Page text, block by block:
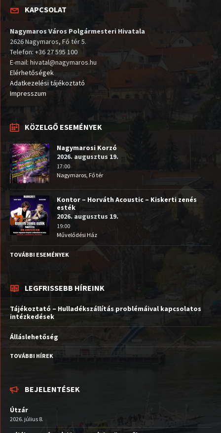
KAPCSOLAT
Nagymaros Város Polgármesteri Hivatala
2626 Nagymaros, Fő tér 5.
Telefon: +36 27 595 100
E-mail: hivatal@nagymaros.hu
Elérhetőségek
Adatkezelési tájékoztató
Impresszum
KÖZELGŐ ESEMÉNYEK
Nagymarosi Korzó
2026. augusztus 19.
17:00
Nagymaros, Fő tér
Kontor – Horváth Acoustic – Kiskerti zenés
esték
2026. augusztus 19.
19:00
Művelődési Ház
TOVÁBBI ESEMÉNYEK
LEGFRISSEBB HÍREINK
Tájékoztató – Hulladékszállítás problémáival kapcsolatos
intézkedések
Álláslehetőség
TOVÁBBI HÍREK
BEJELENTÉSEK
Útzár
2026. július 8.